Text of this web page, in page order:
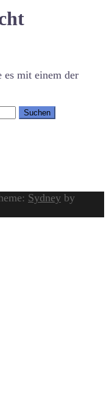
es mit einem der
Sydney by